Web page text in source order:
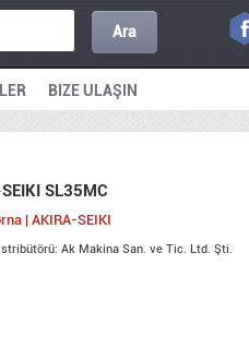
Ara
BIZE ULAŞIN
SL35MC
| AKIRA-SEIKI
Ak Makina San. ve Tic. Ltd. Şti.